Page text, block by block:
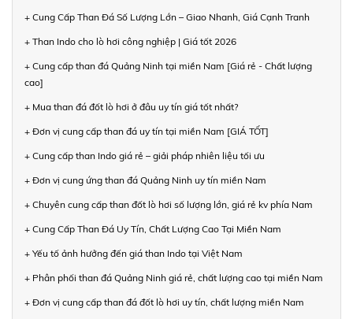
+ Cung Cấp Than Đá Số Lượng Lớn – Giao Nhanh, Giá Cạnh Tranh
+ Than Indo cho lò hơi công nghiệp | Giá tốt 2026
+ Cung cấp than đá Quảng Ninh tại miền Nam [Giá rẻ - Chất lượng
cao]
+ Mua than đá đốt lò hơi ở đâu uy tín giá tốt nhất?
+ Đơn vị cung cấp than đá uy tín tại miền Nam [GIÁ TỐT]
+ Cung cấp than Indo giá rẻ – giải pháp nhiên liệu tối ưu
+ Đơn vị cung ứng than đá Quảng Ninh uy tín miền Nam
+ Chuyên cung cấp than đốt lò hơi số lượng lớn, giá rẻ kv phía Nam
+ Cung Cấp Than Đá Uy Tín, Chất Lượng Cao Tại Miền Nam
+ Yếu tố ảnh hưởng đến giá than Indo tại Việt Nam
+ Phân phối than đá Quảng Ninh giá rẻ, chất lượng cao tại miền Nam
+ Đơn vị cung cấp than đá đốt lò hơi uy tín, chất lượng miền Nam